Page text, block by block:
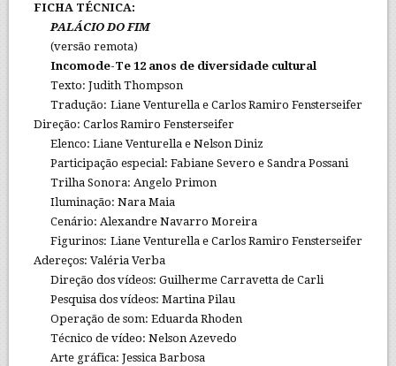
FICHA TÉCNICA:
PALÁCIO DO FIM
(versão remota)
Incomode-Te 12 anos de diversidade cultural
Texto: Judith Thompson
Tradução: Liane Venturella e Carlos Ramiro Fensterseifer
Direção: Carlos Ramiro Fensterseifer
Elenco: Liane Venturella e Nelson Diniz
Participação especial: Fabiane Severo e Sandra Possani
Trilha Sonora: Angelo Primon
Iluminação: Nara Maia
Cenário: Alexandre Navarro Moreira
Figurinos: Liane Venturella e Carlos Ramiro Fensterseifer
Adereços: Valéria Verba
Direção dos vídeos: Guilherme Carravetta de Carli
Pesquisa dos vídeos: Martina Pilau
Operação de som: Eduarda Rhoden
Técnico de vídeo: Nelson Azevedo
Arte gráfica: Jessica Barbosa